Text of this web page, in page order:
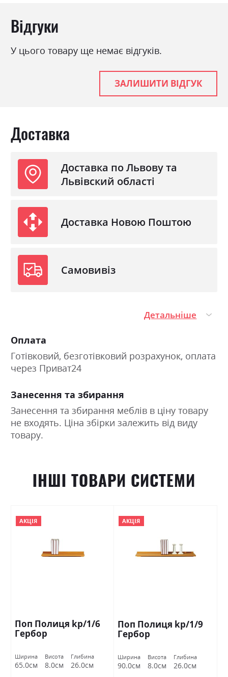
Відгуки
У цього товару ще немає відгуків.
ЗАЛИШИТИ ВІДГУК
Доставка
Доставка по Львову та
Львівский області
Доставка Новою Поштою
Самовивіз
Детальніше
Оплата
Готівковий, безготівковий розрахунок, оплата
через Приват24
Занесення та збирання
Занесення та збирання меблів в ціну товару
не входять. Ціна збірки залежить від виду
товару.
ІНШІ ТОВАРИ СИСТЕМИ
АКЦІЯ
Поп Полиця kp/1/6
Гербор
Ширина
65.0см
Висота
8.0см
Глибина
26.0см
АКЦІЯ
Поп Полиця kp/1/9
Гербор
Ширина
90.0см
Висота
8.0см
Глибина
26.0см